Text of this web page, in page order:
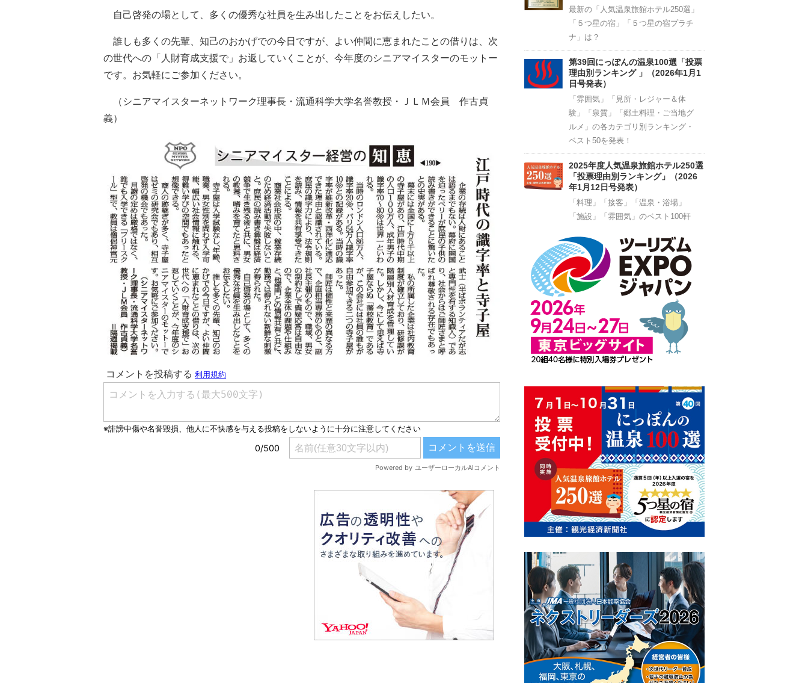
自己啓発の場として、多くの優秀な社員を生み出したことをお伝えしたい。
誰しも多くの先輩、知己のおかげでの今日ですが、よい仲間に恵まれたことの借りは、次
の世代への「人財育成支援で」お返していくことが、今年度のシニアマイスターのモットー
です。お気軽にご参加ください。
（シニアマイスターネットワーク理事長・流通科学大学名誉教授・ＪＬＭ会員 作古貞
義）
最新の「人気温泉旅館ホテル250選」
「５つ星の宿」「５つ星の宿プラチ
ナ」は？
第39回にっぽんの温泉100選「投票
理由別ランキング 」（2026年1月1
日号発表）
「雰囲気」「見所・レジャー＆体
験」「泉質」「郷土料理・ご当地グ
ルメ」の各カテゴリ別ランキング・
ベスト50を発表！
2025年度人気温泉旅館ホテル250選
「投票理由別ランキング」（2026
年1月12日号発表）
「料理」「接客」「温泉・浴場」
「施設」「雰囲気」のベスト100軒